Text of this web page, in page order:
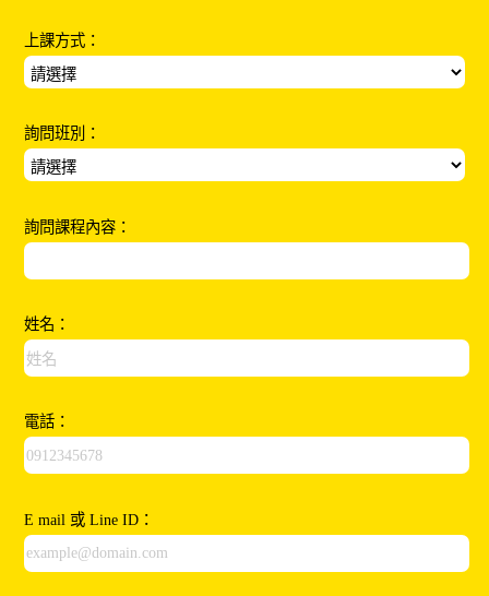
上課方式：
詢問班別：
詢問課程內容：
姓名：
電話：
E mail 或 Line ID：